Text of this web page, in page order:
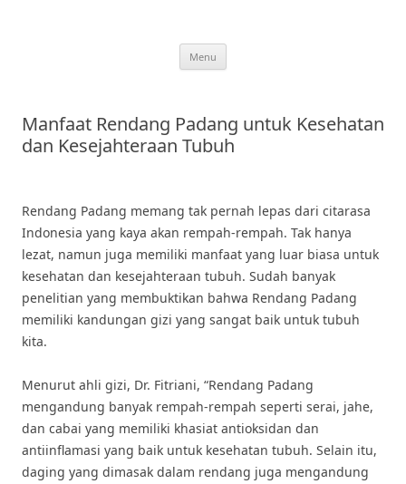
Menu
Manfaat Rendang Padang untuk Kesehatan
dan Kesejahteraan Tubuh
Rendang Padang memang tak pernah lepas dari citarasa
Indonesia yang kaya akan rempah-rempah. Tak hanya
lezat, namun juga memiliki manfaat yang luar biasa untuk
kesehatan dan kesejahteraan tubuh. Sudah banyak
penelitian yang membuktikan bahwa Rendang Padang
memiliki kandungan gizi yang sangat baik untuk tubuh
kita.
Menurut ahli gizi, Dr. Fitriani, “Rendang Padang
mengandung banyak rempah-rempah seperti serai, jahe,
dan cabai yang memiliki khasiat antioksidan dan
antiinflamasi yang baik untuk kesehatan tubuh. Selain itu,
daging yang dimasak dalam rendang juga mengandung